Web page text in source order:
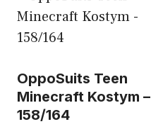
OppoSuits Teen
Minecraft Kostym –
158/164